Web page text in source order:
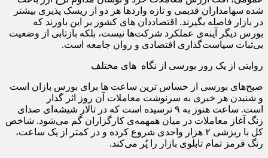
شده سهامداران قدیمی و تازه‌ واردها هر دو از ریسک پذیری بیشتر
در بازار فاصله بگیرند. اقتصاددان های کشور بر این باورند که
بورس دیگر آینه‌ی عملکرد شرکت‌ها نیست، بلکه بازتابی از وضعیت
بی‌ثبات سیاست‌گذاری اقتصادی و روان جامعه است.
روایتی از یک روز بورسی از نگاه های مختلف
صبح‌های بورسی از حساس ترین ساعت ها برای بورس بازان است
و شنیدن هر خبری به سرنوشت معاملات آن روز اثر گذار
است. ساعت هنوز به ۹ نرسیده است که در تالار شیشه‌‌ای صدای
زنگ آغاز معاملات در میان همهمه‌ی کارگزاران گم می‌شود. شاخص
کل با ریزشی ۲ هزار واحدی شروع کرده و در کمتر از یک ساعت،
رنگ قرمز تمام تابلوی بازار را پُر می‌کند.